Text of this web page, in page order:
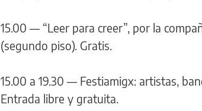
15.00 — “Leer para creer”, por la
(segundo piso). Gratis.
15.00 a 19.30 — Festiamigx: artistas,
Entrada libre y gratuita.